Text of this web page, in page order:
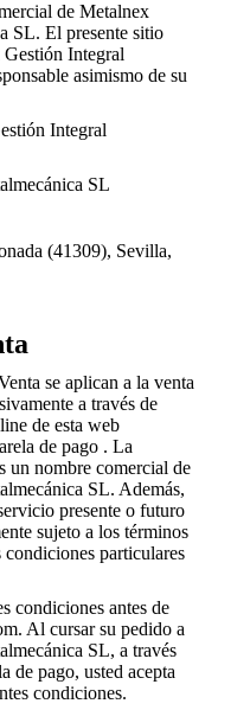
de Metalnex
SL. El presente sitio
Integral
asimismo de su
Integral
SL
(41309), Sevilla,
se aplican a la venta
a través de
de esta web
de pago . La
un nombre comercial de
SL. Además,
presente o futuro
sujeto a los términos
particulares
condiciones antes de
Al cursar su pedido a
SL, a través
de pago, usted acepta
condiciones.